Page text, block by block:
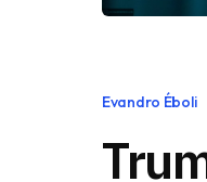
Evandro Éboli